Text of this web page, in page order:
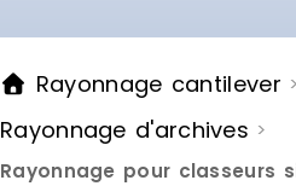
Rayonnage cantilever >
Rayonnage d'archives >
Rayonnage pour classeurs